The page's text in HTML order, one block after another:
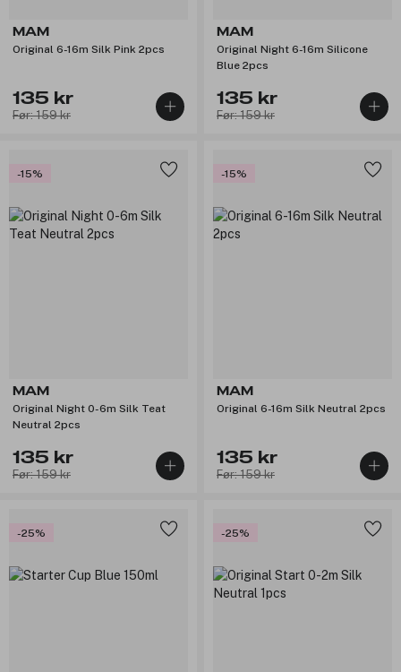
MAM
Original 6-16m Silk Pink 2pcs
135 kr
Før: 159 kr
MAM
Original Night 6-16m Silicone
Blue 2pcs
135 kr
Før: 159 kr
-15%
MAM
Original Night 0-6m Silk Teat
Neutral 2pcs
135 kr
Før: 159 kr
-15%
MAM
Original 6-16m Silk Neutral 2pcs
135 kr
Før: 159 kr
-25% -25%